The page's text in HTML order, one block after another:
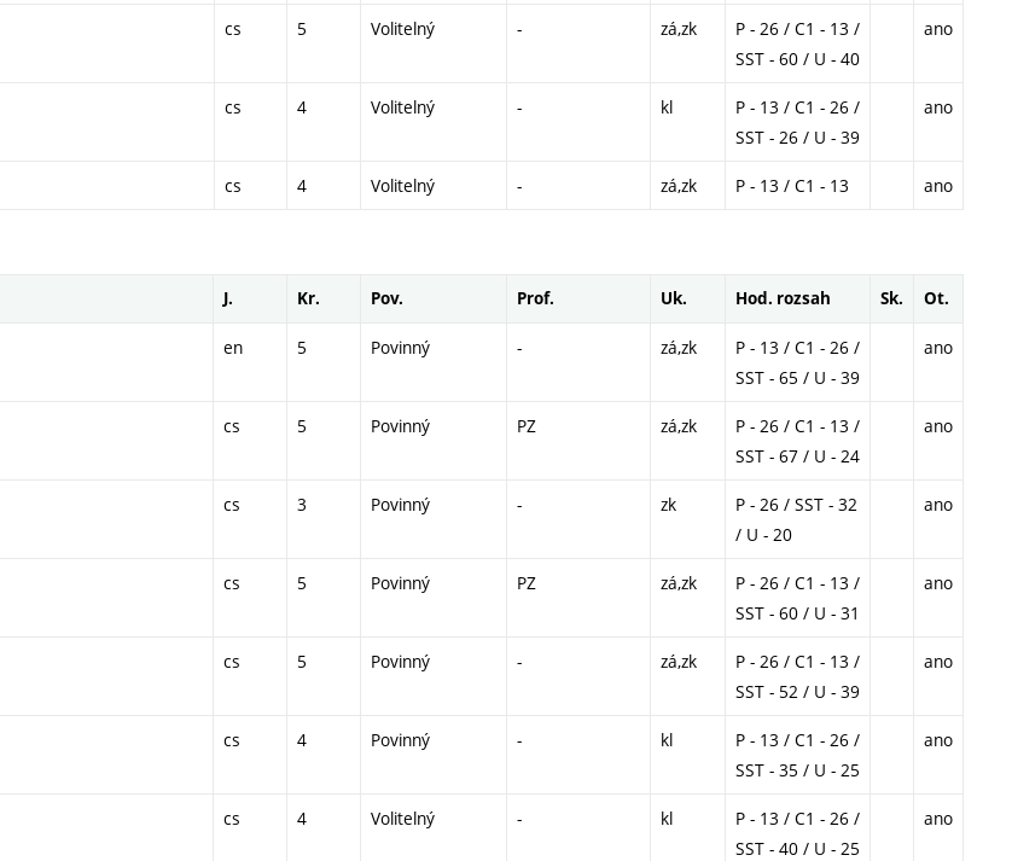
cs 5 Volitelný - zá,zk
P - 26 / C1 - 13 /
SST - 60 / U - 40
ano
cs 4 Volitelný - kl
P - 13 / C1 - 26 /
SST - 26 / U - 39
ano
cs 4 Volitelný - zá,zk P - 13 / C1 - 13 ano
J. Kr. Pov. Prof. Uk. Hod. rozsah Sk. Ot.
en 5 Povinný - zá,zk
P - 13 / C1 - 26 /
SST - 65 / U - 39
ano
cs 5 Povinný PZ zá,zk
P - 26 / C1 - 13 /
SST - 67 / U - 24
ano
cs 3 Povinný - zk
P - 26 / SST - 32
/ U - 20
ano
cs 5 Povinný PZ zá,zk
P - 26 / C1 - 13 /
SST - 60 / U - 31
ano
cs 5 Povinný - zá,zk
P - 26 / C1 - 13 /
SST - 52 / U - 39
ano
cs 4 Povinný - kl
P - 13 / C1 - 26 /
SST - 35 / U - 25
ano
cs 4 Volitelný - kl
P - 13 / C1 - 26 /
SST - 40 / U - 25
ano